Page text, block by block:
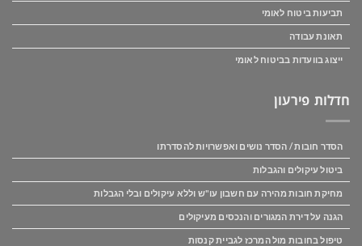
תביעות ביטוח לאומי
תאונת עבודה
ייצוג בוועדות בביטוח לאומי
חדלות פירעון
הסדר חובות / הסדר נושים ואפשרויות להסדרתו
ביטול עיקולים והגבלות
מחיקת חובות מהירה עם חשבון עו"ש וללא עיקולים ובלי הגבלות
הגנה על דירת המגורים והנכסים מעיקולים
טיפול בחובות מול המרכז לגביית קנסות